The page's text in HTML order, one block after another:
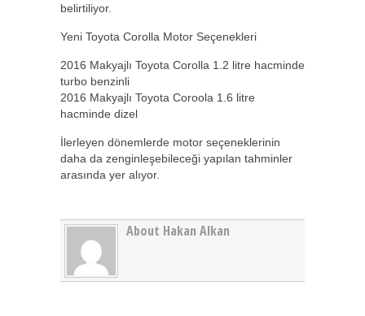
belirtiliyor.
Yeni Toyota Corolla Motor Seçenekleri
2016 Makyajlı Toyota Corolla 1.2 litre hacminde
turbo benzinli
2016 Makyajlı Toyota Coroola 1.6 litre
hacminde dizel
İlerleyen dönemlerde motor seçeneklerinin
daha da zenginleşebileceği yapılan tahminler
arasında yer alıyor.
About Hakan Alkan